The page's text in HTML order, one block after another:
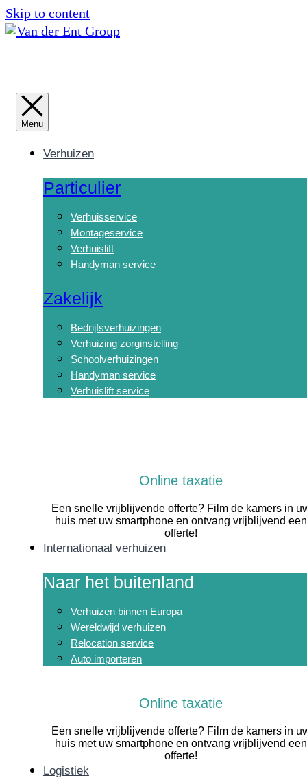
Skip to content
Verhuizen
Particulier
Verhuisservice
Montageservice
Verhuislift
Handyman service
Zakelijk
Bedrijfsverhuizingen
Verhuizing zorginstelling
Schoolverhuizingen
Handyman service
Verhuislift service
Online taxatie
Een snelle vrijblijvende offerte? Film de kamers in
huis met uw smartphone en ontvang vrijblijvend een
offerte!
Internationaal verhuizen
Naar het buitenland
Verhuizen binnen Europa
Wereldwijd verhuizen
Relocation service
Auto importeren
Online taxatie
Een snelle vrijblijvende offerte? Film de kamers in
huis met uw smartphone en ontvang vrijblijvend een
offerte!
Logistiek